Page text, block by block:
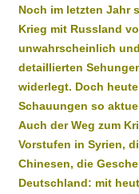
Noch im letzten Jahr
Krieg mit Russland
unwahrscheinlich
detaillierten
widerlegt. Doch
Schauungen so
Auch der Weg zum
Vorstufen in Syrien,
Chinesen, die
Deutschland: mit